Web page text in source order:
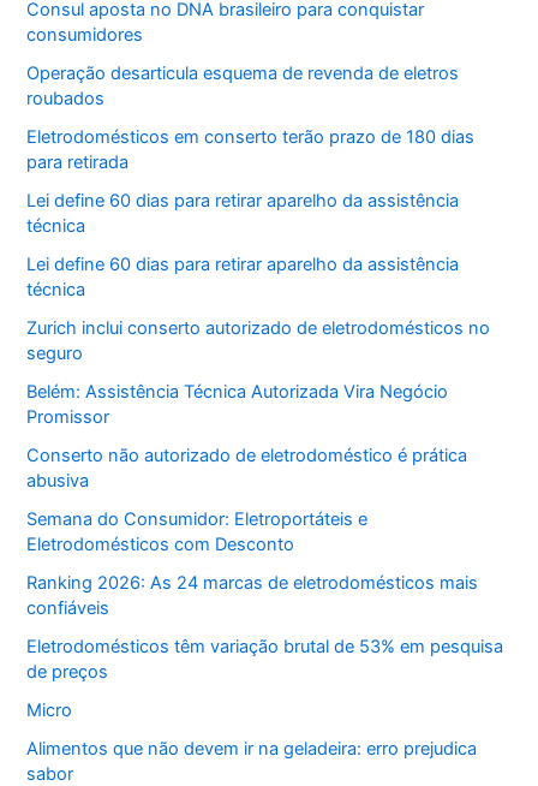
Consul aposta no DNA brasileiro para conquistar
consumidores
Operação desarticula esquema de revenda de eletros
roubados
Eletrodomésticos em conserto terão prazo de 180 dias
para retirada
Lei define 60 dias para retirar aparelho da assistência
técnica
Lei define 60 dias para retirar aparelho da assistência
técnica
Zurich inclui conserto autorizado de eletrodomésticos no
seguro
Belém: Assistência Técnica Autorizada Vira Negócio
Promissor
Conserto não autorizado de eletrodoméstico é prática
abusiva
Semana do Consumidor: Eletroportáteis e
Eletrodomésticos com Desconto
Ranking 2026: As 24 marcas de eletrodomésticos mais
confiáveis
Eletrodomésticos têm variação brutal de 53% em pesquisa
de preços
Micro
Alimentos que não devem ir na geladeira: erro prejudica
sabor